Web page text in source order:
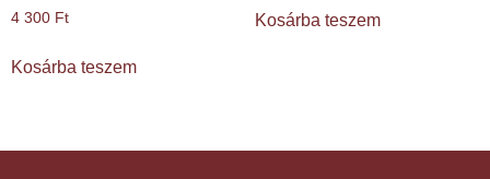
4 300 Ft
Kosárba teszem
Kosárba teszem